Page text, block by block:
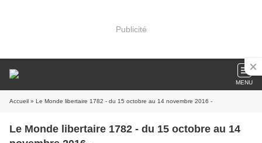
Publicité
MENU
Accueil » Le Monde libertaire 1782 - du 15 octobre au 14 novembre 2016 -
Le Monde libertaire 1782 - du 15 octobre au 14